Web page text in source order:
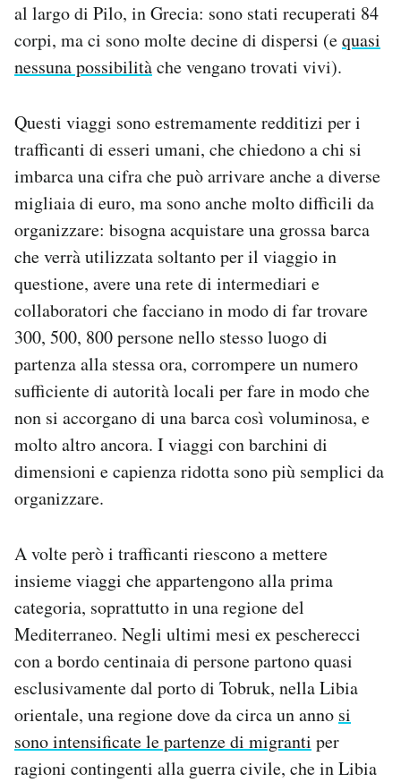
al largo di Pilo, in Grecia: sono stati recuperati 84
corpi, ma ci sono molte decine di dispersi (equasi
nessuna possibilitàche vengano trovati vivi).
Questi viaggi sono estremamente redditizi per i
trafficanti di esseri umani, che chiedono a chi si
imbarca una cifra che può arrivare anche a diverse
migliaia di euro, ma sono anche molto difficili da
organizzare: bisogna acquistare una grossa barca
che verrà utilizzata soltanto per il viaggio in
questione, avere una rete di intermediari e
collaboratori che facciano in modo di far trovare
300, 500, 800 persone nello stesso luogo di
partenza alla stessa ora, corrompere un numero
sufficiente di autorità locali per fare in modo che
non si accorgano di una barca così voluminosa, e
molto altro ancora. I viaggi con barchini di
dimensioni e capienza ridotta sono più semplici da
organizzare.
A volte però i trafficanti riescono a mettere
insieme viaggi che appartengono alla prima
categoria, soprattutto in una regione del
Mediterraneo. Negli ultimi mesi ex pescherecci
con a bordo centinaia di persone partono quasi
esclusivamente dal porto di Tobruk, nella Libia
orientale, una regione dove da circa un anno si
sono intensificate le partenze di migranti per
ragioni contingenti alla guerra civile, che in Libia